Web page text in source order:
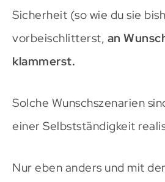
Sicherheit (so wie du sie
vorbeischlitterst, an
klammerst.
Solche Wunschszenarien
einer Selbstständigkeit
Nur eben anders und mit